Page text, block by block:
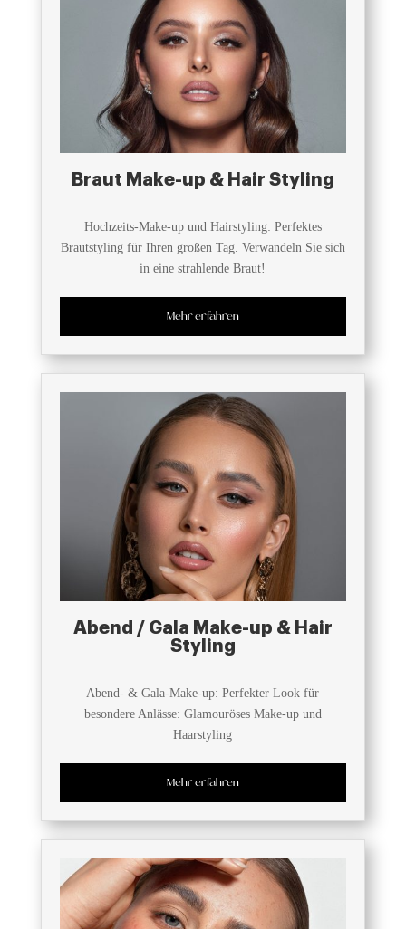
Braut Make-up & Hair Styling
Hochzeits-Make-up und Hairstyling: Perfektes
Brautstyling für Ihren großen Tag. Verwandeln Sie sich
in eine strahlende Braut!
Mehr erfahren
Abend / Gala Make-up & Hair
Styling
Abend- & Gala-Make-up: Perfekter Look für
besondere Anlässe: Glamouröses Make-up und
Haarstyling
Mehr erfahren